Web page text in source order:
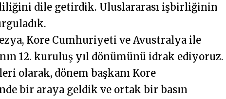
dile getirdik. Uluslararası işbirliğinin
Kore Cumhuriyeti ve Avustralya ile
12. kuruluş yıl dönümünü idrak ediyoruz.
olarak, dönem başkanı Kore
bir araya geldik ve ortak bir basın